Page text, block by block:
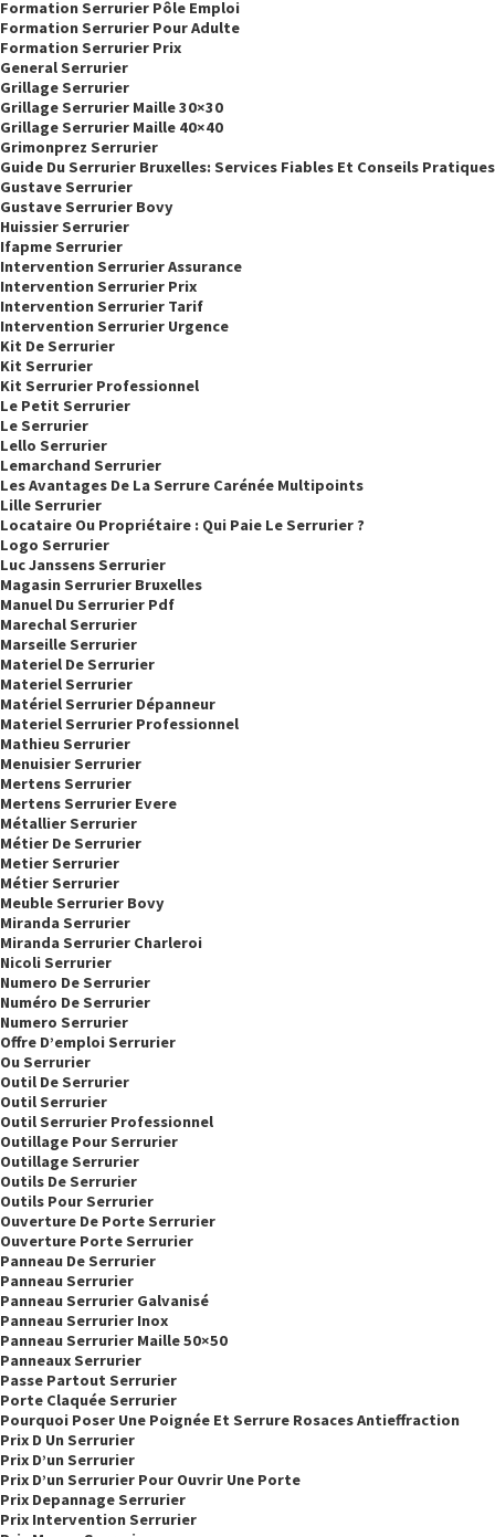
Formation Serrurier Pôle Emploi
Formation Serrurier Pour Adulte
Formation Serrurier Prix
General Serrurier
Grillage Serrurier
Grillage Serrurier Maille 30×30
Grillage Serrurier Maille 40×40
Grimonprez Serrurier
Guide Du Serrurier Bruxelles: Services Fiables Et Conseils Pratiques
Gustave Serrurier
Gustave Serrurier Bovy
Huissier Serrurier
Ifapme Serrurier
Intervention Serrurier Assurance
Intervention Serrurier Prix
Intervention Serrurier Tarif
Intervention Serrurier Urgence
Kit De Serrurier
Kit Serrurier
Kit Serrurier Professionnel
Le Petit Serrurier
Le Serrurier
Lello Serrurier
Lemarchand Serrurier
Les Avantages De La Serrure Carénée Multipoints
Lille Serrurier
Locataire Ou Propriétaire : Qui Paie Le Serrurier ?
Logo Serrurier
Luc Janssens Serrurier
Magasin Serrurier Bruxelles
Manuel Du Serrurier Pdf
Marechal Serrurier
Marseille Serrurier
Materiel De Serrurier
Materiel Serrurier
Matériel Serrurier Dépanneur
Materiel Serrurier Professionnel
Mathieu Serrurier
Menuisier Serrurier
Mertens Serrurier
Mertens Serrurier Evere
Métallier Serrurier
Métier De Serrurier
Metier Serrurier
Métier Serrurier
Meuble Serrurier Bovy
Miranda Serrurier
Miranda Serrurier Charleroi
Nicoli Serrurier
Numero De Serrurier
Numéro De Serrurier
Numero Serrurier
Offre D’emploi Serrurier
Ou Serrurier
Outil De Serrurier
Outil Serrurier
Outil Serrurier Professionnel
Outillage Pour Serrurier
Outillage Serrurier
Outils De Serrurier
Outils Pour Serrurier
Ouverture De Porte Serrurier
Ouverture Porte Serrurier
Panneau De Serrurier
Panneau Serrurier
Panneau Serrurier Galvanisé
Panneau Serrurier Inox
Panneau Serrurier Maille 50×50
Panneaux Serrurier
Passe Partout Serrurier
Porte Claquée Serrurier
Pourquoi Poser Une Poignée Et Serrure Rosaces Antieffraction
Prix D Un Serrurier
Prix D’un Serrurier
Prix D’un Serrurier Pour Ouvrir Une Porte
Prix Depannage Serrurier
Prix Intervention Serrurier